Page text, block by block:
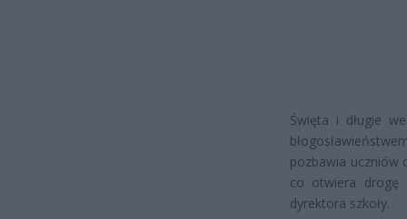
Święta i długie
pozbawia uczniów
co otwiera drogę
dyrektora szkoły.